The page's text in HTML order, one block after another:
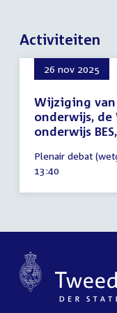
Activiteiten
26 nov 2025
Wijziging
onderwijs,
onderwijs
november
2025
Plenair debat
Tijd
13:40